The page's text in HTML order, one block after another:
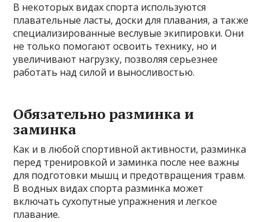
В некоторых видах спорта используются
плавательные ласты, доски для плавания, а также
специализированные веслувые экипировки. Они
не только помогают освоить технику, но и
увеличивают нагрузку, позволяя серьезнее
работать над силой и выносливостью.
Обязательно разминка и
заминка
Как и в любой спортивной активности, разминка
перед тренировкой и заминка после нее важны
для подготовки мышц и предотвращения травм.
В водных видах спорта разминка может
включать сухопутные упражнения и легкое
плавание.